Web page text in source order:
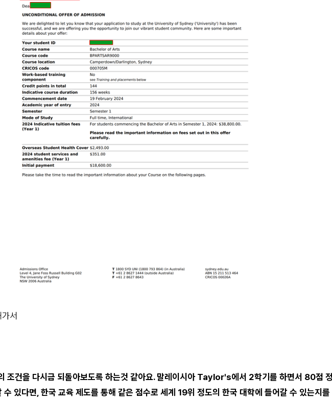
서
조건을 다시금 되돌아보도록 하는것 같아요. 말레이시아 Taylor's에서 2학기를 하면서 80점
있다면, 한국 교육 제도를 통해 같은 점수로 세계 19위 정도의 한국 대학에 들어갈 수 있는지를